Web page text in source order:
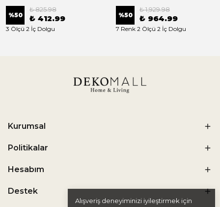
Alışveriş deneyiminizi iyileştirmek için
%50
₺ 825.98
₺ 412.99
3 Ölçü 2 İç Dolgu
%50
₺ 1,929.98
₺ 964.99
7 Renk 2 Ölçü 2 İç Dolgu
Kurumsal
Politikalar
Hesabım
Destek